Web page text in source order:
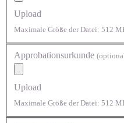
Upload
Maximale Größe der Datei: 512
Approbationsurkunde
Upload
Maximale Größe der Datei: 512